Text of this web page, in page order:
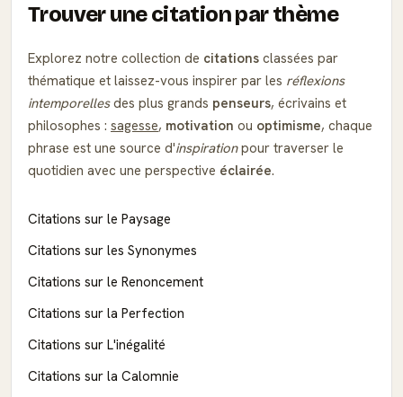
Trouver une citation par thème
Explorez notre collection de citations classées par
thématique et laissez-vous inspirer par les réflexions
intemporellesdes plus grands penseurs, écrivains et
philosophes : sagesse, motivation ou optimisme, chaque
phrase est une source d'inspirationpour traverser le
quotidien avec une perspective éclairée.
Citations sur le Paysage
Citations sur les Synonymes
Citations sur le Renoncement
Citations sur la Perfection
Citations sur L'inégalité
Citations sur la Calomnie